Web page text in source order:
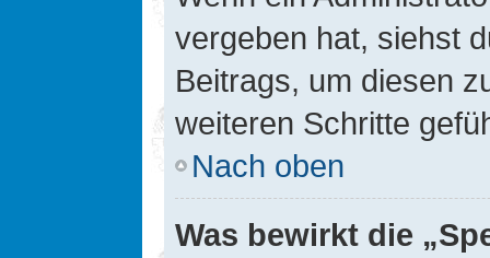
vergeben hat, siehst
Beitrags, um diesen
weiteren Schritte
Nach oben
Was bewirkt die